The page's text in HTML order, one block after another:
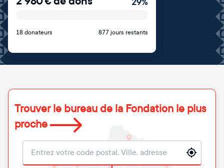
18 donateurs 877 jours restants
Trouver le bureau de la Fondation le plus
proche
Localisation